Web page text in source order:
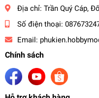
Địa chỉ: Trần Quý Cáp,
Số điện thoại:
Email:
Chính sách